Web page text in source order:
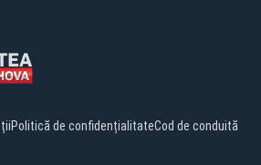
Politică de confidențialitateCod de conduită